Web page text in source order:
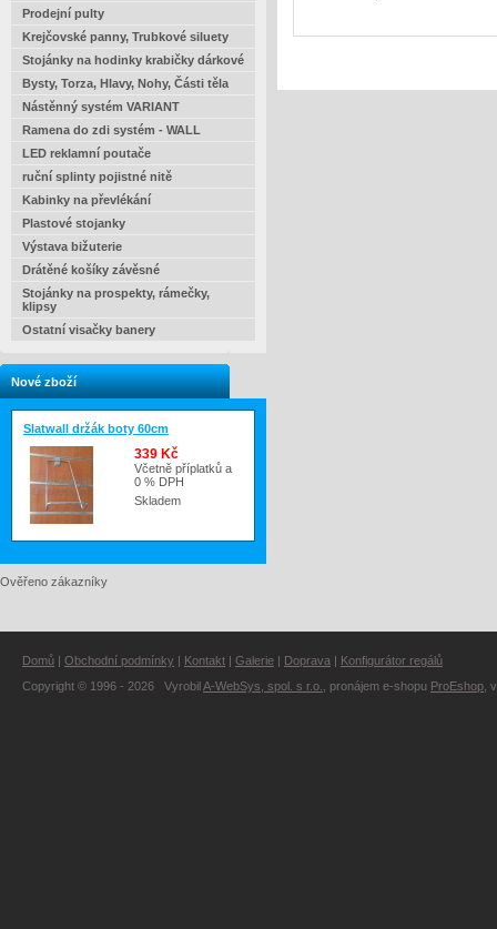
Prodejní pulty
Krejčovské panny, Trubkové siluety
Stojánky na hodinky krabičky dárkové
Bysty, Torza, Hlavy, Nohy, Části těla
Nástěnný systém VARIANT
Ramena do zdi systém - WALL
LED reklamní poutače
ruční splinty pojistné nitě
Kabinky na převlékání
Plastové stojanky
Výstava bižuterie
Drátěné košíky závěsné
Stojánky na prospekty, rámečky,
klipsy
Ostatní visačky banery
Nové zboží
Slatwall držák boty 60cm
339 Kč
Včetně příplatků a
0 % DPH
Skladem
Ověřeno zákazníky
Domů | Obchodní podmínky | Kontakt | Galerie | Doprava | Konfigurátor regálů
Copyright © 1996 - 2026 VyrobilA-WebSys, spol. s r.o. , pronájem e-shopu ProEshop ,